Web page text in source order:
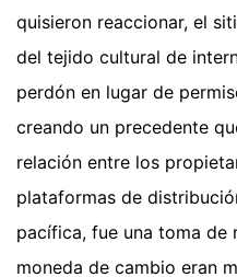
quisieron reaccionar, el
del tejido cultural de
perdón en lugar de
creando un precedente
relación entre los
plataformas de
pacífica, fue una toma de
moneda de cambio eran